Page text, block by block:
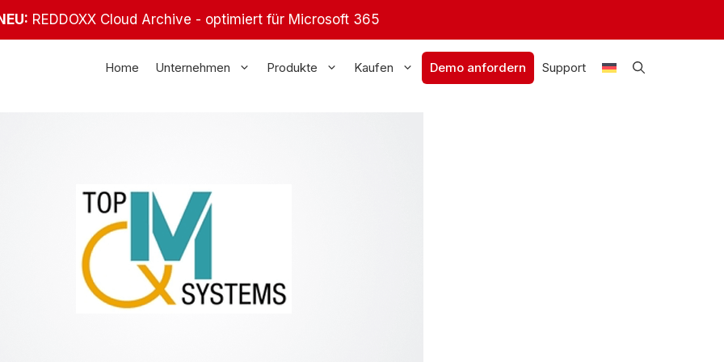
REDDOXX Cloud Archive - optimiert für Microsoft 365
Home Unternehmen Produkte Kaufen Demo anfordern Support